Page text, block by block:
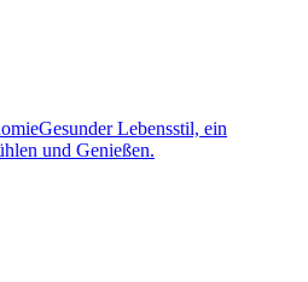
Gesunder Lebensstil, ein
und Genießen.